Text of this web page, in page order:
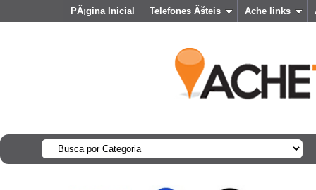
PÃ¡gina Inicial Telefones Ãšteis Ache links